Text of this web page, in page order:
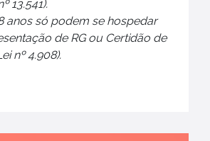
13.541).
anos só podem se hospedar
de RG ou Certidão de
nº 4.908).